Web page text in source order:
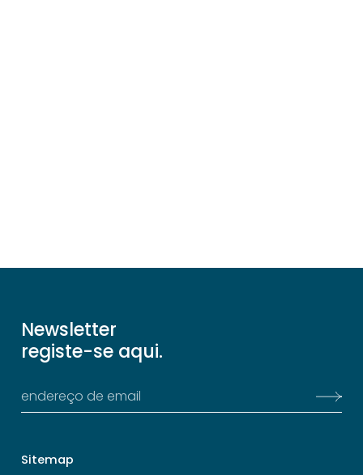
Newsletter
registe-se aqui.
Sitemap